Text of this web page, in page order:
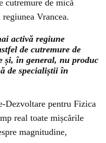
cutremure de mică
Vrancea.
activă regiune
de cutremure de
și, în general, nu produc
de specialiștii în
Dezvoltare pentru Fizica
real toate mișcările
magnitudine,